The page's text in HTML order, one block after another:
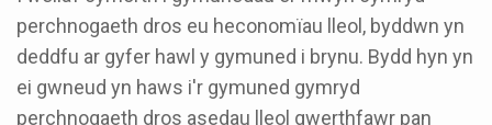
perchnogaeth dros eu heconomïau lleol, byddwn yn
deddfu ar gyfer hawl y gymuned i brynu. Bydd hyn yn
ei gwneud yn haws i'r gymuned gymryd
perchnogaeth dros asedau lleol gwerthfawr pan